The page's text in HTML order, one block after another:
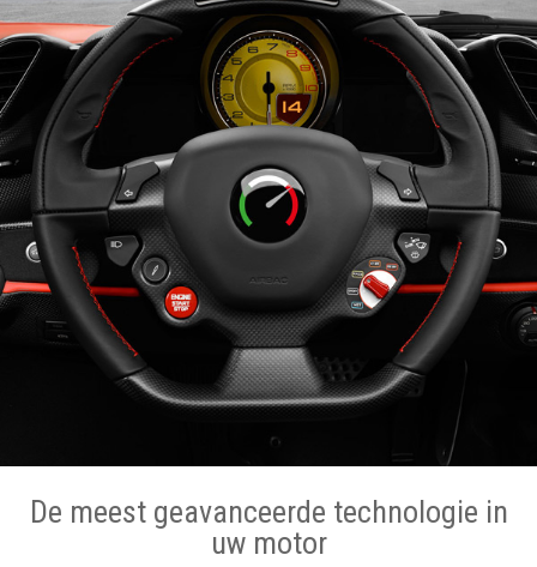
De meest geavanceerde technologie in
uw motor